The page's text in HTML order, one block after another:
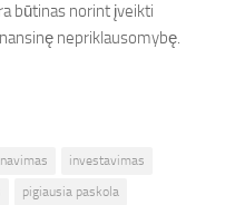
būtinas norint įveikti
nepriklausomybę.
investavimas
pigiausia paskola